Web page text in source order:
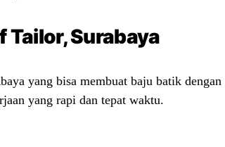
Tailor, Surabaya
yang bisa membuat baju batik
yang rapi dan tepat waktu.